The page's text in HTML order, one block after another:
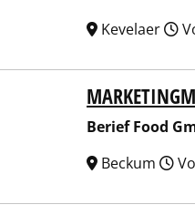
Kevelaer
Food GmbH
Berief Food
Beckum